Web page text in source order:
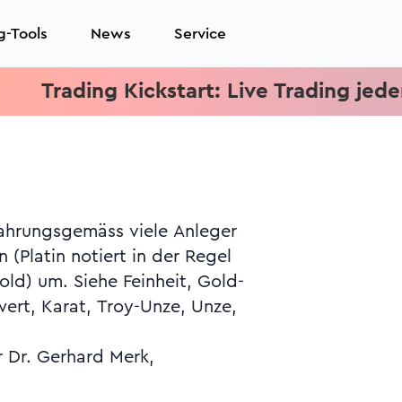
Tools News Service
Kickstart: Live Trading jeden
Gerhard Merk,